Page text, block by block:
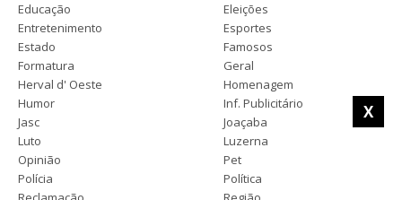
X
Educação
Eleições
Entretenimento
Esportes
Estado
Famosos
Formatura
Geral
Herval d' Oeste
Homenagem
Humor
Inf. Publicitário
Jasc
Joaçaba
Luto
Luzerna
Opinião
Pet
Polícia
Política